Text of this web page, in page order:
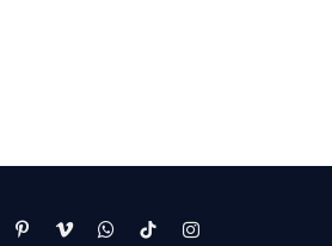
PinterestVimeoWhatsApp
TikTokInstagram